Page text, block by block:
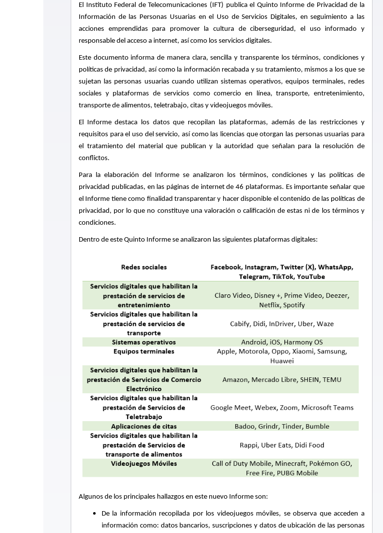
El Instituto Federal de Telecomunicaciones (IFT) publica el Quinto Informe de Privacidad de la
Información de las Personas Usuarias en el Uso de Servicios Digitales, en seguimiento a las
acciones emprendidas para promover la cultura de ciberseguridad, el uso informado y
responsable del acceso a internet, así como los servicios digitales.
Este documento informa de manera clara, sencilla y transparente los términos, condiciones y
políticas de privacidad, así como la información recabada y su tratamiento, mismos a los que se
sujetan las personas usuarias cuando utilizan sistemas operativos, equipos terminales, redes
sociales y plataformas de servicios como comercio en línea, transporte, entretenimiento,
transporte de alimentos, teletrabajo, citas y videojuegos móviles.
El Informe destaca los datos que recopilan las plataformas, además de las restricciones y
requisitos para el uso del servicio, así como las licencias que otorgan las personas usuarias para
el tratamiento del material que publican y la autoridad que señalan para la resolución de
conflictos.
Para la elaboración del Informe se analizaron los términos, condiciones y las políticas de
privacidad publicadas, en las páginas de internet de 46 plataformas. Es importante señalar que
el Informe tiene como finalidad transparentar y hacer disponible el contenido de las políticas de
privacidad, por lo que no constituye una valoración o calificación de estas ni de los términos y
condiciones.
Dentro de este Quinto Informe se analizaron las siguientes plataformas digitales:
Algunos de los principales hallazgos en este nuevo Informe son:
De la información recopilada por los videojuegos móviles, se observa que acceden a
información como: datos bancarios, suscripciones y datos de ubicación de las personas